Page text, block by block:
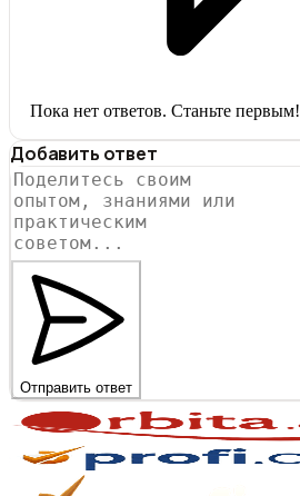
Пока нет ответов. Станьте первым!
Добавить ответ
Отправить ответ